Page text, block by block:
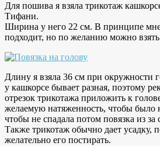
Для пошива я взяла трикотаж
Тифани.
Ширина у него 22 см. В принципе мне
подходит, но по желанию можно
Длину я взяла 36 см при окружности
у кашкорсе бывает разная, поэтому
отрезок трикотажа приложить к
желаемую натяженность, чтобы было
чтобы не спадала потом повязка из за
Также трикотаж обычно дает усадку,
желательно его постирать.